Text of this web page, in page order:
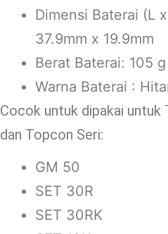
Dimensi Baterai (L
37.9mm x 19.9mm
Berat Baterai: 105 g
Warna Baterai :
Cocok untuk dipakai
dan Topcon Seri:
GM 50
SET 30R
SET 30RK